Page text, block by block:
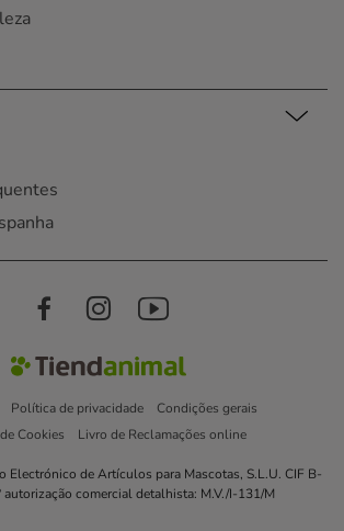
Política de privacidade
Condições gerais
Cookies
Livro de Reclamações online
Electrónico de Artículos para Mascotas, S.L.U. CIF B-
autorização comercial detalhista: M.V./I-131/M